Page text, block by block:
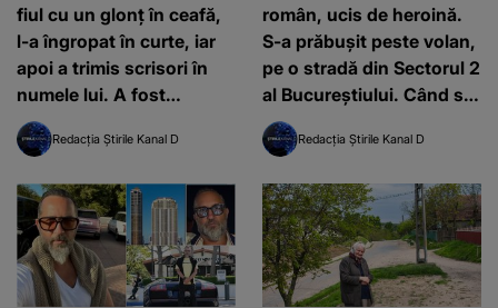
fiul cu un glonț în ceafă,
l-a îngropat în curte, iar
apoi a trimis scrisori în
numele lui. A fost
condamnată la închisoare
pe viațăRedacția Știrile Kanal D
român, ucis de heroină.
S-a prăbușit peste volan,
pe o stradă din Sectorul 2
al Bucureștiului. Când s-a
întâmplat
Redacția Știrile Kanal D